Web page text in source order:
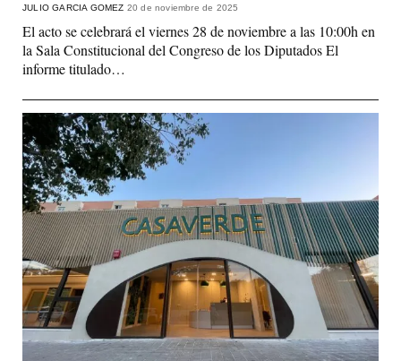
JULIO GARCIA GOMEZ 20 de noviembre de 2025
El acto se celebrará el viernes 28 de noviembre a las 10:00h en
la Sala Constitucional del Congreso de los Diputados El
informe titulado…